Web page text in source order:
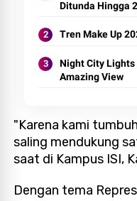
Ditunda Hingga
Tren Make Up
Night City
Amazing View
"Karena kami
saling mendukung
saat di Kampus ISI,
Dengan tema